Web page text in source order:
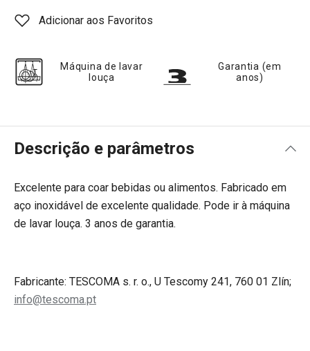
Adicionar aos Favoritos
Máquina de lavar
louça
Garantia (em
anos)
Descrição e parâmetros
Excelente para coar bebidas ou alimentos. Fabricado em
aço inoxidável de excelente qualidade. Pode ir à máquina
de lavar louça. 3 anos de garantia.
Fabricante: TESCOMA s. r. o., U Tescomy 241, 760 01 Zlín;
info@tescoma.pt